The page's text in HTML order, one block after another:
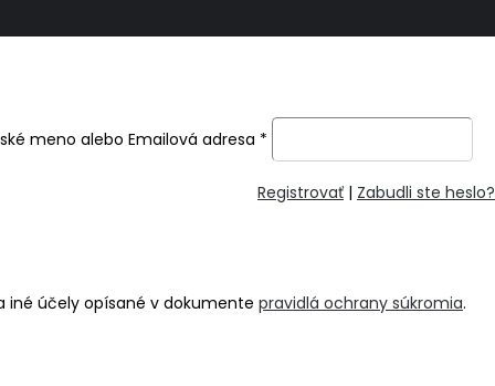
meno alebo Emailová adresa *
Registrovať | Zabudli ste heslo?
iné účely opísané v dokumente pravidlá ochrany súkromia.